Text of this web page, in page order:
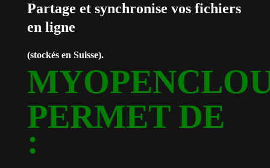
Partage et synchronise vos fichiers
en ligne
(stockés en Suisse).
PERMET DE
: